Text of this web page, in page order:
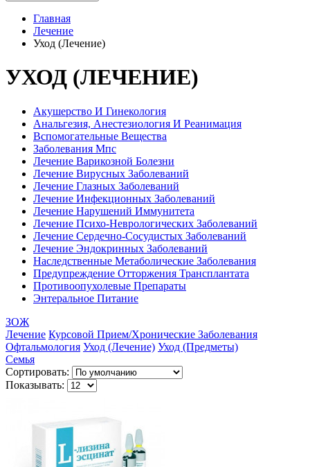
Главная
Лечение
Уход (Лечение)
УХОД (ЛЕЧЕНИЕ)
Акушерство И Гинекология
Анальгезия, Анестезиология И Реанимация
Вспомогательные Вещества
Заболевания Мпс
Лечение Варикозной Болезни
Лечение Вирусных Заболеваний
Лечение Глазных Заболеваний
Лечение Инфекционных Заболеваний
Лечение Нарушений Иммунитета
Лечение Психо-Неврологических Заболеваний
Лечение Сердечно-Сосудистых Заболеваний
Лечение Эндокринных Заболеваний
Наследственные Метаболические Заболевания
Предупреждение Отторжения Трансплантата
Противоопухолевые Препараты
Энтеральное Питание
ЗОЖ
Лечение Курсовой Прием/Хронические Заболевания
Офтальмология Уход (Лечение) Уход (Предметы)
Семья
Сортировать:
Показывать: